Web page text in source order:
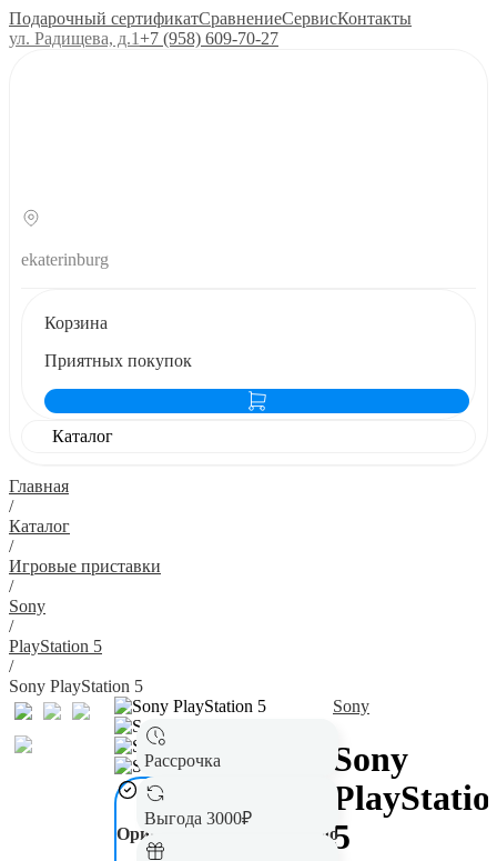
Подарочный сертификатСравнениеСервисКонтакты
ул. Радищева, д.1+7 (958) 609‑70‑27
ekaterinburg
Корзина
Приятных покупок
Каталог
Главная
/
Каталог
/
Игровые приставки
/
Sony
/
PlayStation 5
/
Sony PlayStation 5
Рассрочка
Выгода 3000₽
Оригинал
Гарантия до
Sony
Sony
5